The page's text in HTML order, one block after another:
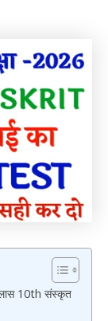
10th संस्कृत